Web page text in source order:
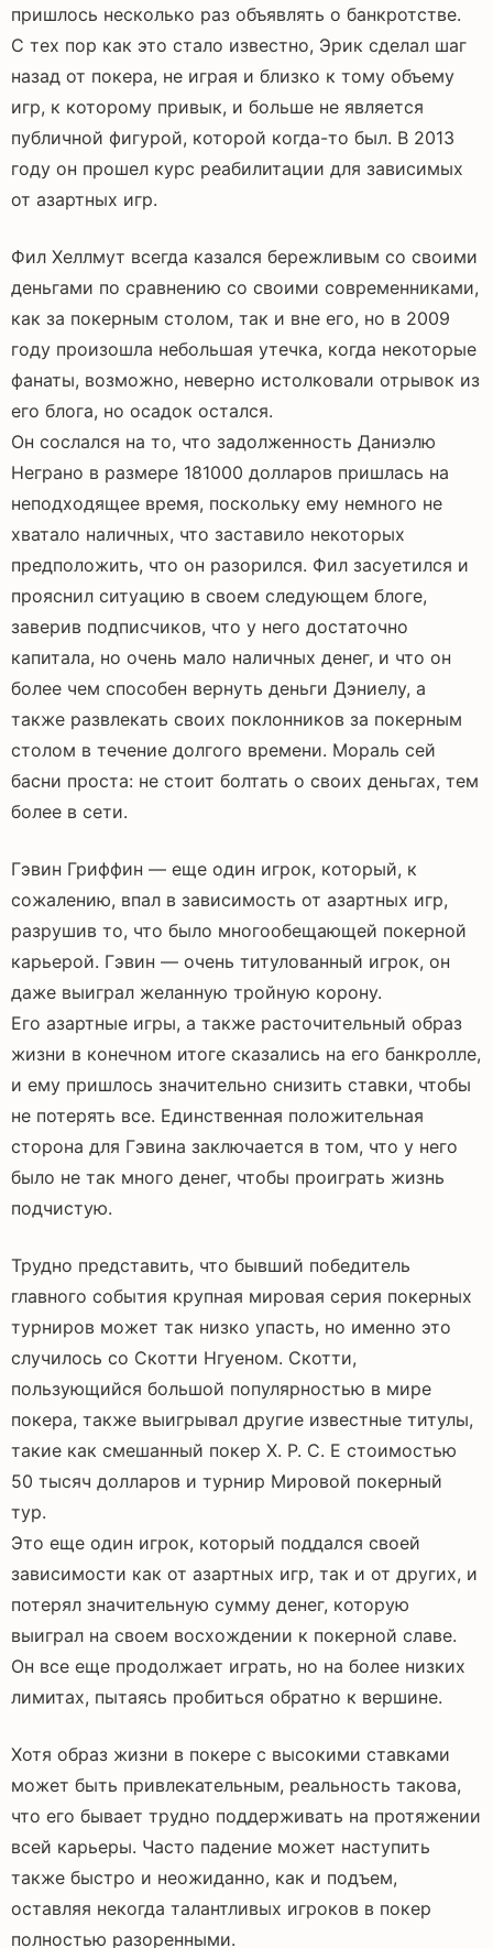
пришлось несколько раз объявлять о банкротстве.
С тех пор как это стало известно, Эрик сделал шаг
назад от покера, не играя и близко к тому объему
игр, к которому привык, и больше не является
публичной фигурой, которой когда-то был. В 2013
году он прошел курс реабилитации для зависимых
от азартных игр.
Фил Хеллмут всегда казался бережливым со своими
деньгами по сравнению со своими современниками,
как за покерным столом, так и вне его, но в 2009
году произошла небольшая утечка, когда некоторые
фанаты, возможно, неверно истолковали отрывок из
его блога, но осадок остался.
Он сослался на то, что задолженность Даниэлю
Неграно в размере 181000 долларов пришлась на
неподходящее время, поскольку ему немного не
хватало наличных, что заставило некоторых
предположить, что он разорился. Фил засуетился и
прояснил ситуацию в своем следующем блоге,
заверив подписчиков, что у него достаточно
капитала, но очень мало наличных денег, и что он
более чем способен вернуть деньги Дэниелу, а
также развлекать своих поклонников за покерным
столом в течение долгого времени. Мораль сей
басни проста: не стоит болтать о своих деньгах, тем
более в сети.
Гэвин Гриффин — еще один игрок, который, к
сожалению, впал в зависимость от азартных игр,
разрушив то, что было многообещающей покерной
карьерой. Гэвин — очень титулованный игрок, он
даже выиграл желанную тройную корону.
Его азартные игры, а также расточительный образ
жизни в конечном итоге сказались на его банкролле,
и ему пришлось значительно снизить ставки, чтобы
не потерять все. Единственная положительная
сторона для Гэвина заключается в том, что у него
было не так много денег, чтобы проиграть жизнь
подчистую.
Трудно представить, что бывший победитель
главного события крупная мировая серия покерных
турниров может так низко упасть, но именно это
случилось со Скотти Нгуеном. Скотти,
пользующийся большой популярностью в мире
покера, также выигрывал другие известные титулы,
такие как смешанный покер Х. Р. С. Е стоимостью
50 тысяч долларов и турнир Мировой покерный
тур.
Это еще один игрок, который поддался своей
зависимости как от азартных игр, так и от других, и
потерял значительную сумму денег, которую
выиграл на своем восхождении к покерной славе.
Он все еще продолжает играть, но на более низких
лимитах, пытаясь пробиться обратно к вершине.
Хотя образ жизни в покере с высокими ставками
может быть привлекательным, реальность такова,
что его бывает трудно поддерживать на протяжении
всей карьеры. Часто падение может наступить
также быстро и неожиданно, как и подъем,
оставляя некогда талантливых игроков в покер
полностью разоренными.